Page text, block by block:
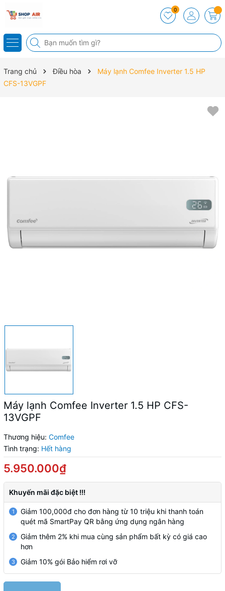
0
Trang chủ Điều hòa
Máy lạnh Comfee Inverter 1.5 HP
CFS-13VGPF
Máy lạnh Comfee Inverter 1.5 HP CFS-
13VGPF
Thương hiệu: Comfee
Tình trạng: Hết hàng
5.950.000₫
Khuyến mãi đặc biệt !!!
1
Giảm 100,000đ cho đơn hàng từ 10 triệu khi thanh toán
quét mã SmartPay QR bằng ứng dụng ngân hàng
2
Giảm thêm 2% khi mua cùng sản phẩm bất kỳ có giá cao
hơn
3 Giảm 10% gói Bảo hiểm rơi vỡ